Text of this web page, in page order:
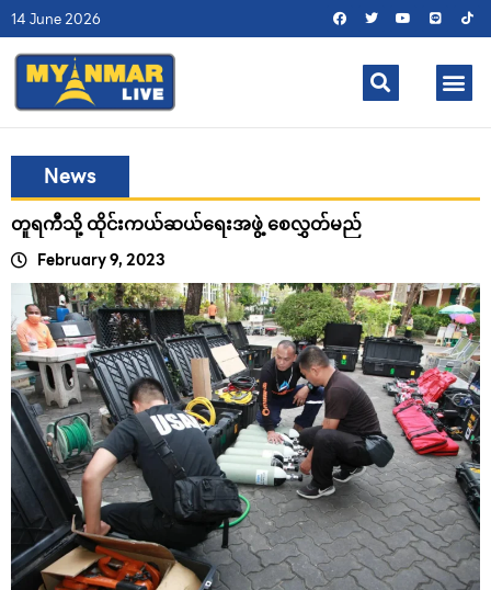
14 June 2026
News
တူရကီသို့ ထိုင်းကယ်ဆယ်ရေးအဖွဲ့ စေလွှတ်မည်
February 9, 2023